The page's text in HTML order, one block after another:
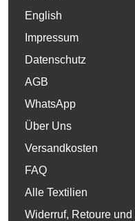
English
Impressum
Datenschutz
AGB
WhatsApp
Über Uns
Versandkosten
FAQ
Alle Textilien
Widerruf, Retoure und